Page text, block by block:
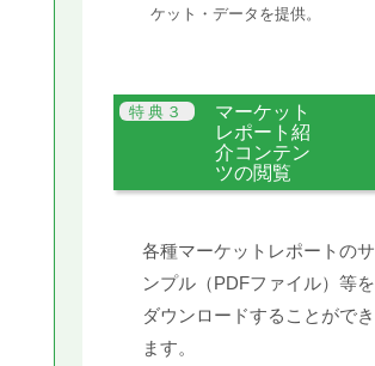
ケット・データを提供。
マーケット
レポート紹
介コンテン
ツの閲覧
各種マーケットレポートのサ
ンプル（PDFファイル）等を
ダウンロードすることができ
ます。